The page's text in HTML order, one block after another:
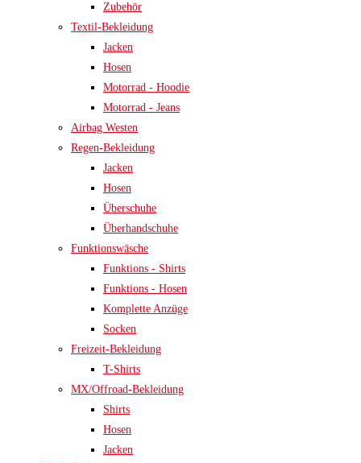
Zubehör
Textil-Bekleidung
Jacken
Hosen
Motorrad - Hoodie
Motorrad - Jeans
Airbag Westen
Regen-Bekleidung
Jacken
Hosen
Überschuhe
Überhandschuhe
Funktionswäsche
Funktions - Shirts
Funktions - Hosen
Komplette Anzüge
Socken
Freizeit-Bekleidung
T-Shirts
MX/Offroad-Bekleidung
Shirts
Hosen
Jacken